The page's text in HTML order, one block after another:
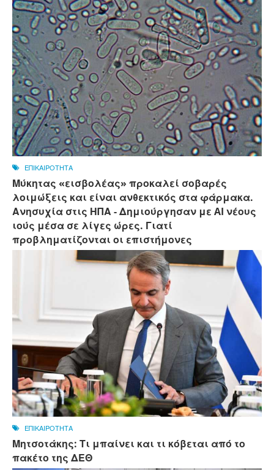
ΕΠΙΚΑΙΡΟΤΗΤΑ
Μύκητας «εισβολέας» προκαλεί σοβαρές
λοιμώξεις και είναι ανθεκτικός στα φάρμακα.
Ανησυχία στις ΗΠΑ - Δημιούργησαν με AI νέους
ιούς μέσα σε λίγες ώρες. Γιατί
προβληματίζονται οι επιστήμονες
ΕΠΙΚΑΙΡΟΤΗΤΑ
Μητσοτάκης: Τι μπαίνει και τι κόβεται από το
πακέτο της ΔΕΘ